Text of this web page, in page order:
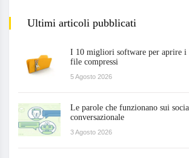
Ultimi articoli pubblicati
I 10 migliori software per aprire
file compressi
5 Agosto 2026
Le parole che funzionano sui
conversazionale
3 Agosto 2026